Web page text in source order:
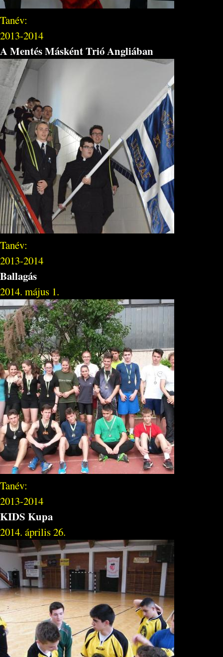
Tanév:
2013-2014
A Mentés Másként Trió Angliában
Tanév:
2013-2014
Ballagás
2014. május 1.
Tanév:
2013-2014
KIDS Kupa
2014. április 26.